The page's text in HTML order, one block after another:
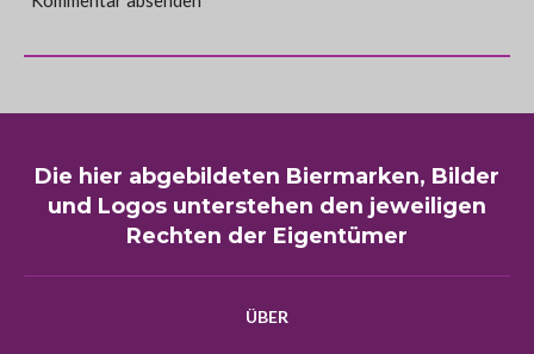
Die hier abgebildeten Biermarken, Bilder
und Logos unterstehen den jeweiligen
Rechten der Eigentümer
ÜBER